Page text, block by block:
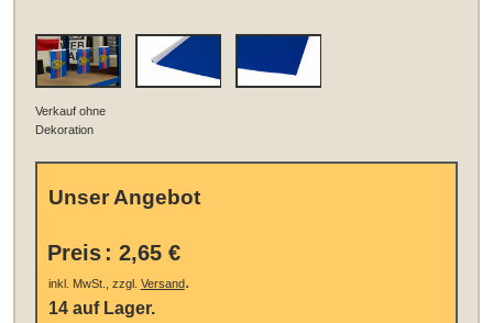
Verkauf ohne
Dekoration
Unser Angebot
Preis : 2,65 €
inkl. MwSt., zzgl. Versand.
14 auf Lager.